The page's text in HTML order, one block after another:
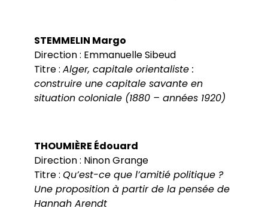
STEMMELIN Margo
Direction : Emmanuelle Sibeud
Titre : Alger, capitale orientaliste :
construire une capitale savante en
situation coloniale (1880 – années 1920)
THOUMIÈRE Édouard
Direction : Ninon Grange
Titre : Qu’est-ce que l’amitié politique ?
Une proposition à partir de la pensée de
Hannah Arendt